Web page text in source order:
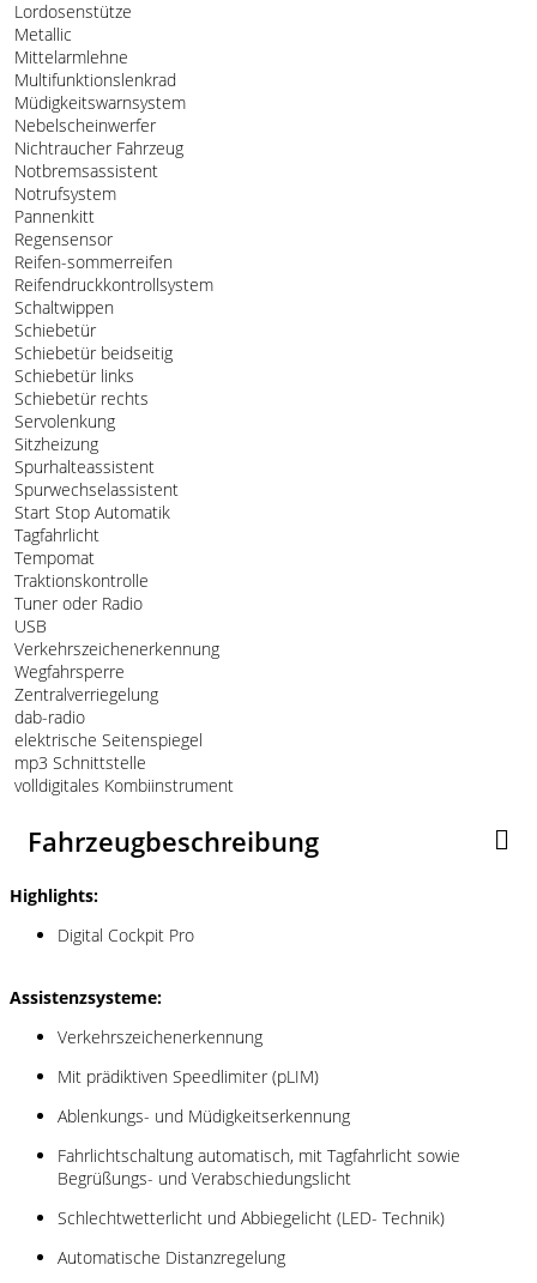
Lordosenstütze
Metallic
Mittelarmlehne
Multifunktionslenkrad
Müdigkeitswarnsystem
Nebelscheinwerfer
Nichtraucher Fahrzeug
Notbremsassistent
Notrufsystem
Pannenkitt
Regensensor
Reifen-sommerreifen
Reifendruckkontrollsystem
Schaltwippen
Schiebetür
Schiebetür beidseitig
Schiebetür links
Schiebetür rechts
Servolenkung
Sitzheizung
Spurhalteassistent
Spurwechselassistent
Start Stop Automatik
Tagfahrlicht
Tempomat
Traktionskontrolle
Tuner oder Radio
USB
Verkehrszeichenerkennung
Wegfahrsperre
Zentralverriegelung
dab-radio
elektrische Seitenspiegel
mp3 Schnittstelle
volldigitales Kombiinstrument
Fahrzeugbeschreibung
Highlights:
Digital Cockpit Pro
Assistenzsysteme:
Verkehrszeichenerkennung
Mit prädiktiven Speedlimiter (pLIM)
Ablenkungs- und Müdigkeitserkennung
Fahrlichtschaltung automatisch, mit Tagfahrlicht sowie
Begrüßungs- und Verabschiedungslicht
Schlechtwetterlicht und Abbiegelicht (LED- Technik)
Automatische Distanzregelung